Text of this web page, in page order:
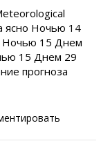
ясно Ночью 14
Ночью 15 Днем
15 Днем 29
прогноза